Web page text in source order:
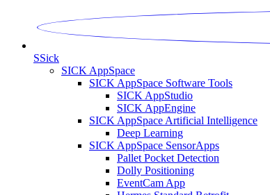
SSick
SICK AppSpace
SICK AppSpace Software Tools
SICK AppStudio
SICK AppEngine
SICK AppSpace Artificial Intelligence
Deep Learning
SICK AppSpace SensorApps
Pallet Pocket Detection
Dolly Positioning
EventCam App